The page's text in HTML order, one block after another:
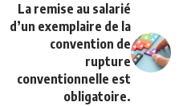
La remise au salarié
d’un exemplaire de la
convention de
rupture
conventionnelle est
obligatoire.